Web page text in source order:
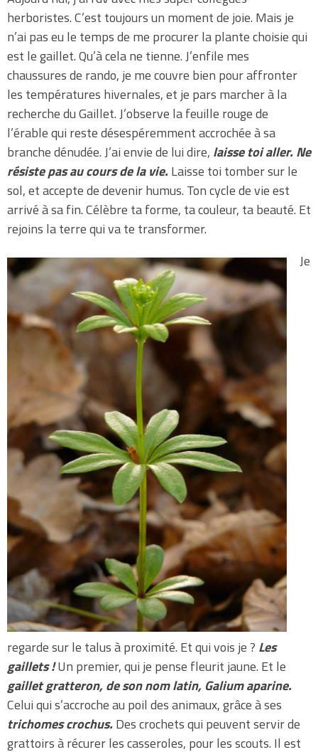
herboristes. C’est toujours un moment de joie. Mais je
n’ai pas eu le temps de me procurer la plante choisie qui
est le gaillet. Qu’à cela ne tienne. J’enfile mes
chaussures de rando, je me couvre bien pour affronter
les températures hivernales, et je pars marcher à la
recherche du Gaillet. J’observe la feuille rouge de
l’érable qui reste désespéremment accrochée à sa
branche dénudée. J’ai envie de lui dire, laisse toi aller. Ne
résiste pas au cours de la vie.Laisse toi tomber sur le
sol, et accepte de devenir humus. Ton cycle de vie est
arrivé à sa fin. Célèbre ta forme, ta couleur, ta beauté. Et
rejoins la terre qui va te transformer.
Je
regarde sur le talus à proximité. Et qui vois je ? Les
gaillets !Un premier, qui je pense fleurit jaune. Et le
gaillet gratteron, de son nom latin, Galium aparine.
Celui qui s’accroche au poil des animaux, grâce à ses
trichomes crochus.Des crochets qui peuvent servir de
grattoirs à récurer les casseroles, pour les scouts. Il est